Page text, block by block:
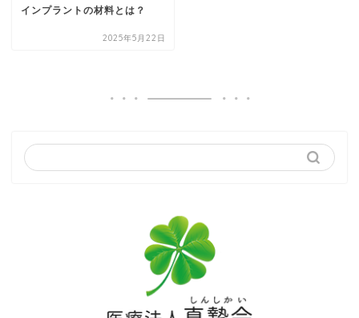
インプラントの材料とは？
2025年5月22日